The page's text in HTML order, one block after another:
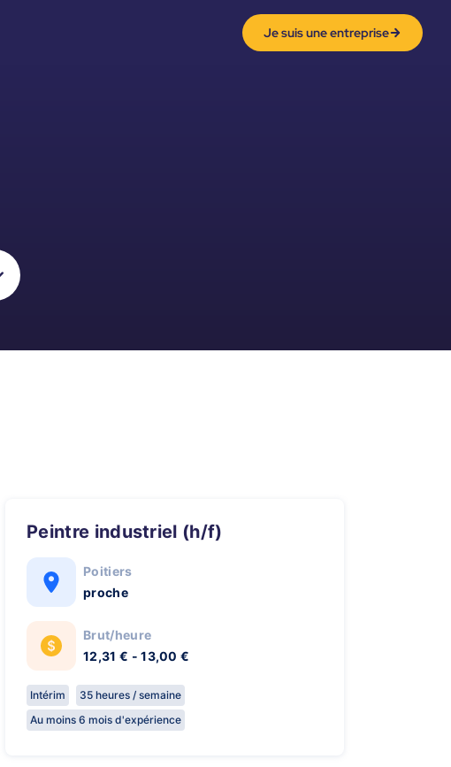
Je suis une entreprise
Peintre industriel (h/f)
Poitiers
proche
Brut/heure
12,31 € - 13,00 €
Intérim
35 heures / semaine
Au moins 6 mois d'expérience